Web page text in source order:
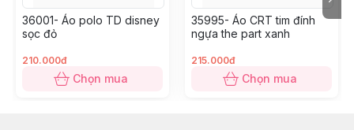
36001- Áo polo TD disney
sọc đỏ
210.000đ
Chọn mua
35995- Áo CRT tim đính
ngựa the part xanh
215.000đ
Chọn mua